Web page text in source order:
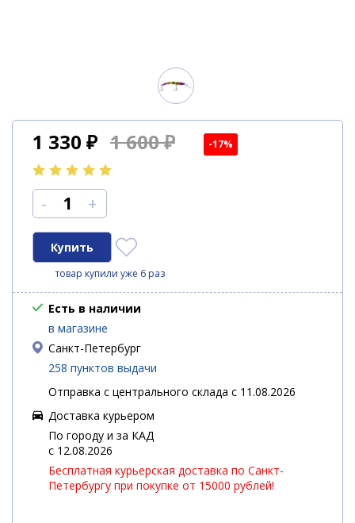
1 330 ₽ 1 600 ₽ -17%
- +
товар купили уже 6 раз
Есть в наличии
в магазине
Санкт-Петербург
258 пунктов выдачи
Отправка с центрального склада с 11.08.2026
Доставка курьером
По городу и за КАД
c 12.08.2026
Бесплатная курьерская доставка по Санкт-
Петербургу при покупке от 15000 рублей!